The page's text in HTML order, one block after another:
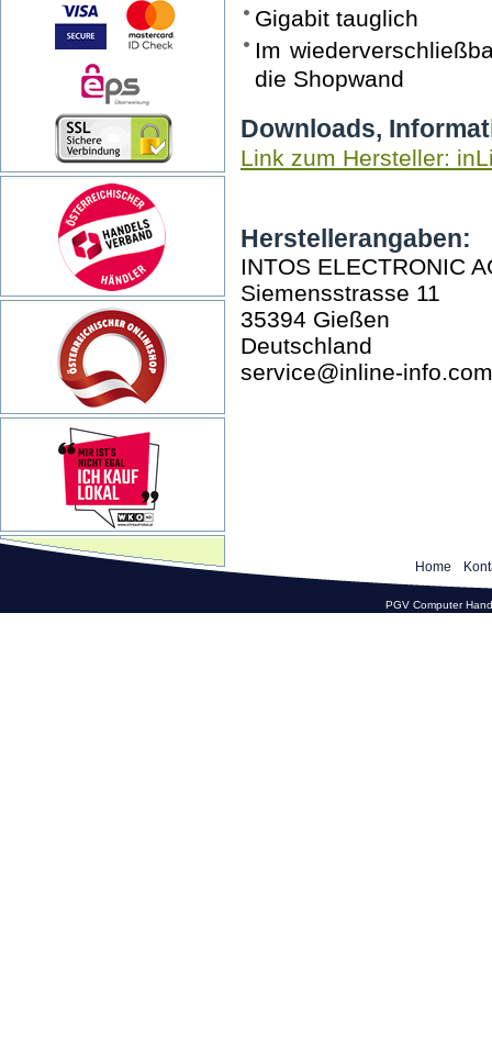
Gigabit tauglich
Im
die Shopwand
Downloads,
Link zum Hersteller:
Herstellerangaben:
INTOS ELECTRONIC
Siemensstrasse 11
35394 Gießen
Deutschland
service@inline-info.com
Home
PGV Computer